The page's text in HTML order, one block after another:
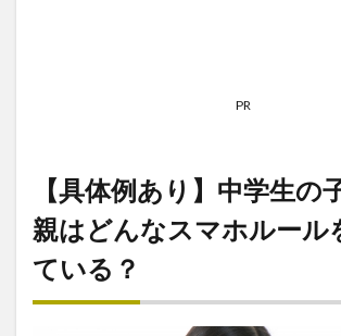
PR
【具体例あり】中学生の
親はどんなスマホルール
ている？